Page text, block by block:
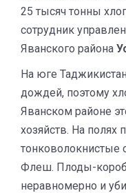
25 тысяч тонны
сотрудник
Яванского района
На юге
дождей, поэтому
Яванском районе
хозяйств. На полях
тонковолокнистые
Флеш. Плоды-
неравномерно и